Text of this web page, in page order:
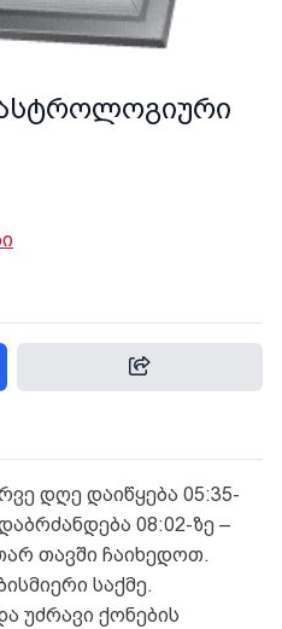
დღე დაიწყება 05:35-
08:02-ზე –
თავში ჩაიხედოთ.
საქმე.
უძრავი ქონების